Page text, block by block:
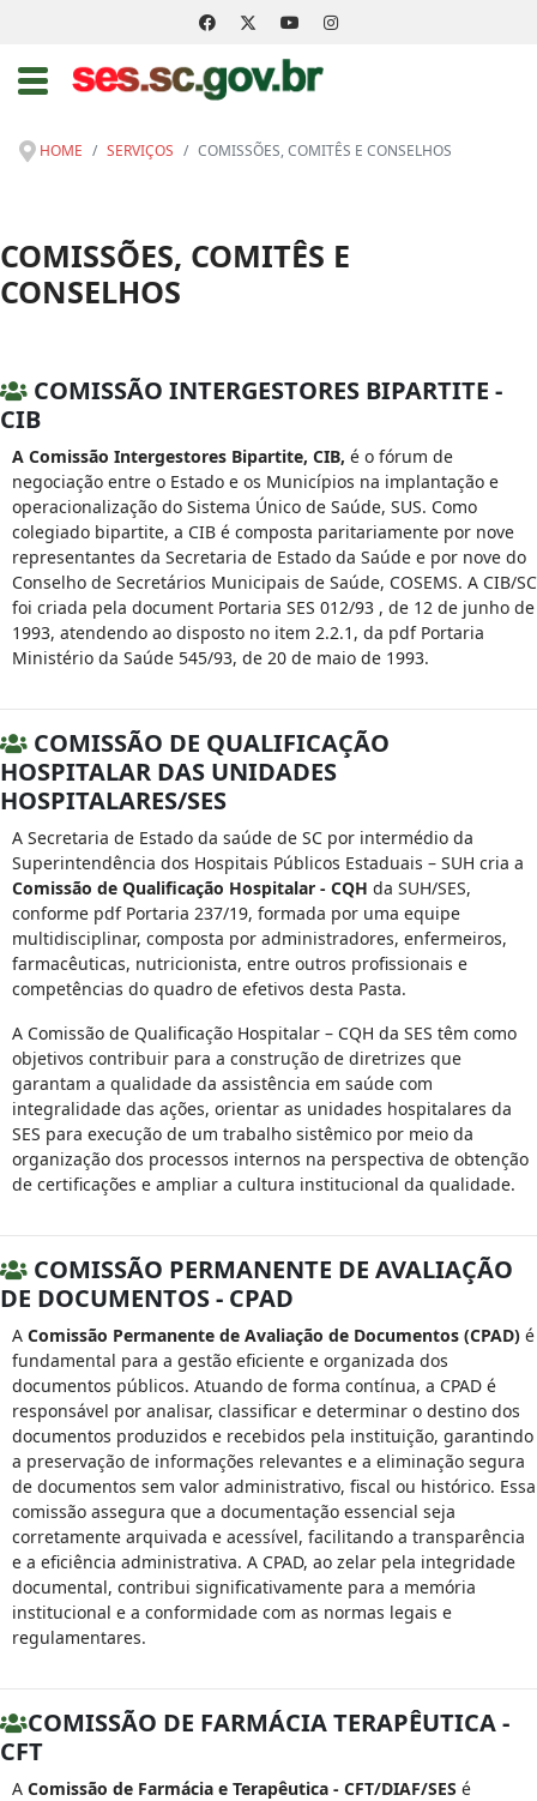
HOME SERVIÇOS COMISSÕES, COMITÊS E CONSELHOS
COMISSÕES, COMITÊS E
CONSELHOS
COMISSÃO INTERGESTORES BIPARTITE -
CIB
A Comissão Intergestores Bipartite, CIB, é o fórum de
negociação entre o Estado e os Municípios na implantação e
operacionalização do Sistema Único de Saúde, SUS. Como
colegiado bipartite, a CIB é composta paritariamente por nove
representantes da Secretaria de Estado da Saúde e por nove do
Conselho de Secretários Municipais de Saúde, COSEMS. A CIB/SC
foi criada pela document Portaria SES 012/93 , de 12 de junho de
1993, atendendo ao disposto no item 2.2.1, da pdf Portaria
Ministério da Saúde 545/93, de 20 de maio de 1993.
COMISSÃO DE QUALIFICAÇÃO
HOSPITALAR DAS UNIDADES
HOSPITALARES/SES
A Secretaria de Estado da saúde de SC por intermédio da
Superintendência dos Hospitais Públicos Estaduais – SUH cria a
Comissão de Qualificação Hospitalar - CQH da SUH/SES,
conforme pdf Portaria 237/19, formada por uma equipe
multidisciplinar, composta por administradores, enfermeiros,
farmacêuticas, nutricionista, entre outros profissionais e
competências do quadro de efetivos desta Pasta.
A Comissão de Qualificação Hospitalar – CQH da SES têm como
objetivos contribuir para a construção de diretrizes que
garantam a qualidade da assistência em saúde com
integralidade das ações, orientar as unidades hospitalares da
SES para execução de um trabalho sistêmico por meio da
organização dos processos internos na perspectiva de obtenção
de certificações e ampliar a cultura institucional da qualidade.
COMISSÃO PERMANENTE DE AVALIAÇÃO
DE DOCUMENTOS - CPAD
A Comissão Permanente de Avaliação de Documentos (CPAD) é
fundamental para a gestão eficiente e organizada dos
documentos públicos. Atuando de forma contínua, a CPAD é
responsável por analisar, classificar e determinar o destino dos
documentos produzidos e recebidos pela instituição, garantindo
a preservação de informações relevantes e a eliminação segura
de documentos sem valor administrativo, fiscal ou histórico. Essa
comissão assegura que a documentação essencial seja
corretamente arquivada e acessível, facilitando a transparência
e a eficiência administrativa. A CPAD, ao zelar pela integridade
documental, contribui significativamente para a memória
institucional e a conformidade com as normas legais e
regulamentares.
COMISSÃO DE FARMÁCIA TERAPÊUTICA -
CFT
A Comissão de Farmácia e Terapêutica - CFT/DIAF/SES é